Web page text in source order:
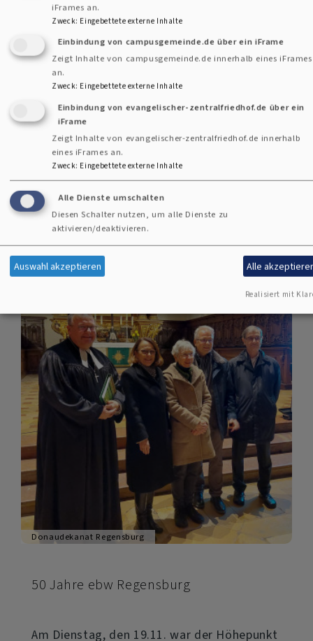
Eingeladen sind Familien, die vor einigen
Jahren, Monaten oder erst vor einigen
Wochen den Verlust ihres Kindes erleben
mussten. Egal, ob dieses Kind bei seinem
Abschied noch sehr klein oder schon größer
oder gar schon erwachsen war. Die
betroffenen Familien teilen ihr Schicksal.
Donaudekanat Regensburg
50 Jahre ebw Regensburg
Am Dienstag, den 19.11. war der Höhepunkt
iFrames an.
Zweck: Eingebettete externe Inhalte
Einbindung von campusgemeinde.de über ein iFrame
Zeigt Inhalte von campusgemeinde.de innerhalb eines iFrames
an.
Zweck: Eingebettete externe Inhalte
Einbindung von evangelischer-zentralfriedhof.de über ein
iFrame
Zeigt Inhalte von evangelischer-zentralfriedhof.de innerhalb
eines iFrames an.
Zweck: Eingebettete externe Inhalte
Alle Dienste umschalten
Diesen Schalter nutzen, um alle Dienste zu
aktivieren/deaktivieren.
Auswahl akzeptieren Alle
Realisiert mit